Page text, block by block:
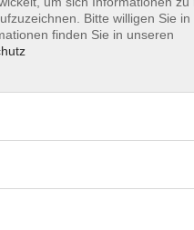
sammeln.
wenig Aufwand pflegen.
Bitte willigen Sie in
finden Sie in unseren